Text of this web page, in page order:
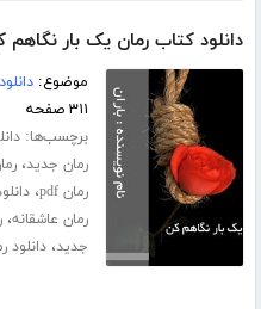
دانلود کتاب رمان یک بار نگاهم
موضوع:
۳۱۱ صفحه
برچسب‌ها:
رمان جدید،
رمان pdf ،
رمان عاشقانه،
جدید،دانلود